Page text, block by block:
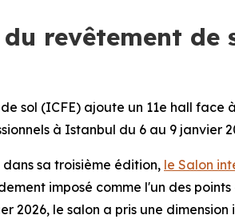
revêtement de
sol (ICFE) ajoute un 11e hall
à Istanbul du 6 au 9 janvier
dans sa troisième édition, le Salon
imposé comme l'un des
2026, le salon a pris une